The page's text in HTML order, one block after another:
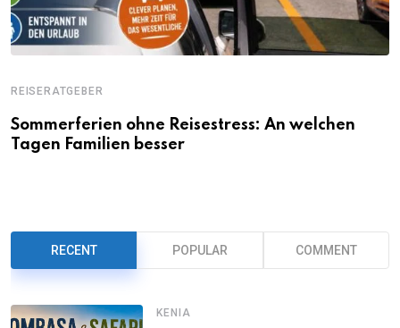
REISERATGEBER
Sommerferien ohne Reisestress: An welchen
Tagen Familien besser
RECENT POPULAR COMMENT
KENIA